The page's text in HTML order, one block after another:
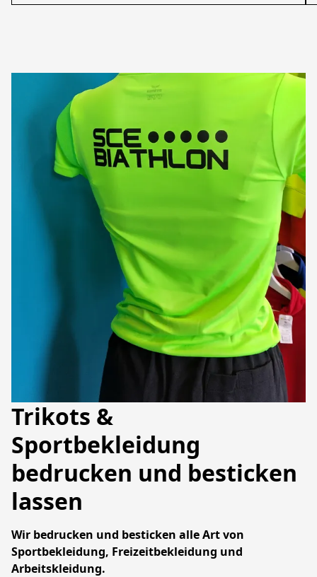
Trikots &
Sportbekleidung
bedrucken und besticken
lassen
Wir bedrucken und besticken alle Art von
Sportbekleidung, Freizeitbekleidung und
Arbeitskleidung.